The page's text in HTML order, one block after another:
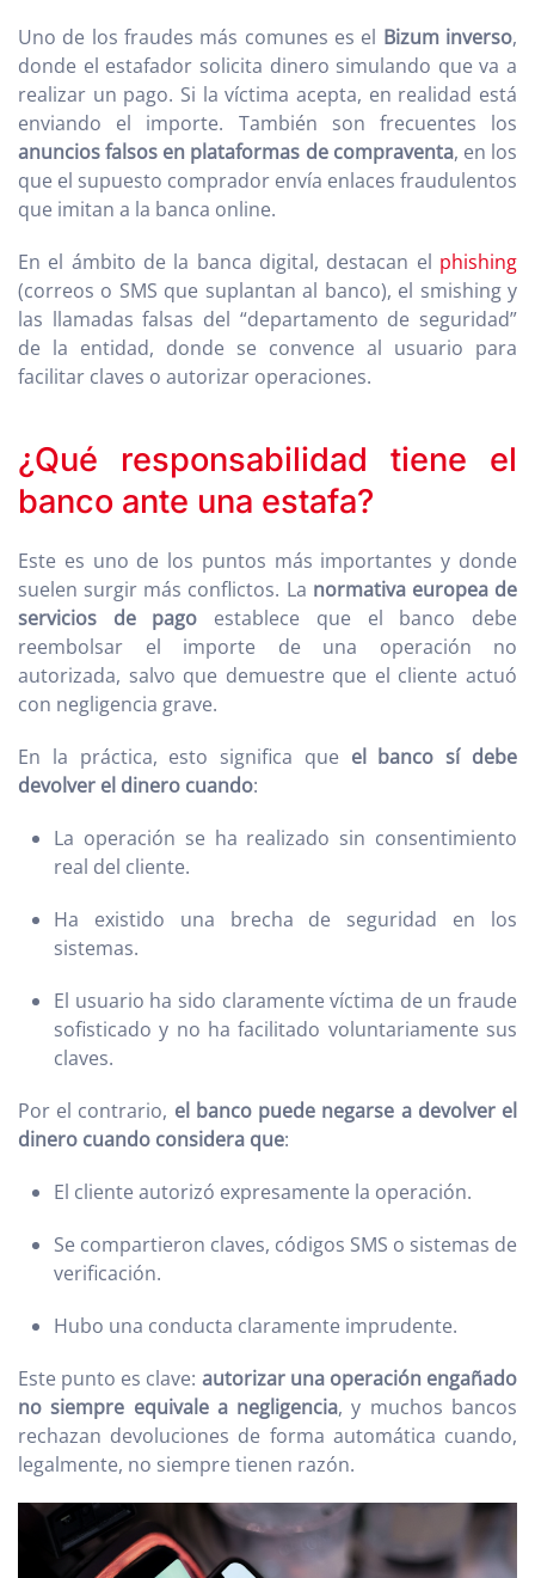
Uno de los fraudes más comunes es el Bizum inverso,
donde el estafador solicita dinero simulando que va a
realizar un pago. Si la víctima acepta, en realidad está
enviando el importe. También son frecuentes los
anuncios falsos en plataformas de compraventa, en los
que el supuesto comprador envía enlaces fraudulentos
que imitan a la banca online.
En el ámbito de la banca digital, destacan el phishing
(correos o SMS que suplantan al banco), el smishing y
las llamadas falsas del “departamento de seguridad”
de la entidad, donde se convence al usuario para
facilitar claves o autorizar operaciones.
¿Qué responsabilidad tiene el
banco ante una estafa?
Este es uno de los puntos más importantes y donde
suelen surgir más conflictos. La normativa europea de
servicios de pago establece que el banco debe
reembolsar el importe de una operación no
autorizada, salvo que demuestre que el cliente actuó
con negligencia grave.
En la práctica, esto significa que el banco sí debe
devolver el dinero cuando:
La operación se ha realizado sin consentimiento
real del cliente.
Ha existido una brecha de seguridad en los
sistemas.
El usuario ha sido claramente víctima de un fraude
sofisticado y no ha facilitado voluntariamente sus
claves.
Por el contrario, el banco puede negarse a devolver el
dinero cuando considera que:
El cliente autorizó expresamente la operación.
Se compartieron claves, códigos SMS o sistemas de
verificación.
Hubo una conducta claramente imprudente.
Este punto es clave: autorizar una operación engañado
no siempre equivale a negligencia, y muchos bancos
rechazan devoluciones de forma automática cuando,
legalmente, no siempre tienen razón.